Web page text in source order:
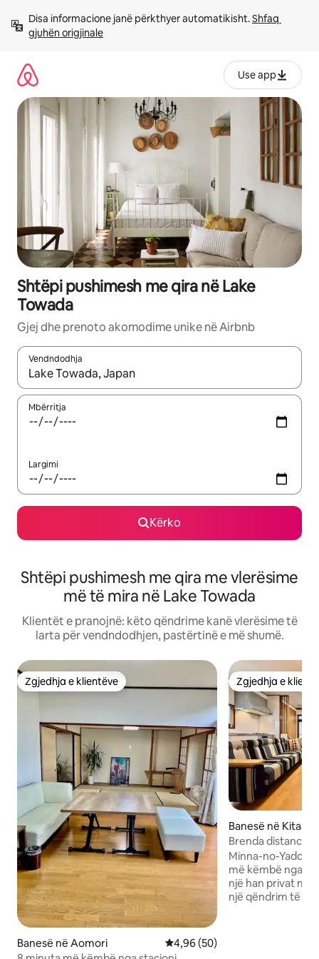
përmbajtja
Disa informacione janë përkthyer automatikisht. Shfaq
gjuhën origjinale
Use app
Shtëpi pushimesh me qira në Lake
Towada
Gjej dhe prenoto akomodime unike në Airbnb
Vendndodhja
Kur rezultatet të jenë të disponueshme, lëviz me butonat e
Mbërritja
Largimi
Kërko
Shtëpi pushimesh me qira me vlerësime
më të mira në Lake Towada
Klientët e pranojnë: këto qëndrime kanë vlerësime të
larta për vendndodhjen, pastërtinë e më shumë.
Zgjedhja e klientëve
Zgjedhja e klientëve
Banesë në Aomori Vlerësimi mesatar 4,96 nga 5,
4,96 (50)
Zgjedhja e
Zgjedhja e
Banesë në
Brenda distancës
Akitës së Veriut
Shqiponjave｜
"Shtëpizë për të
Minna-no-Yado,
më këmbë nga
një han privat me
një qëndrim të